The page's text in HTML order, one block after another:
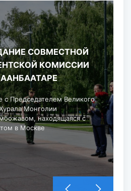
СОВМЕСТНОЙ
КОМИССИИ
с Председателем Великого
Монголии
находящаяся с
в Москве